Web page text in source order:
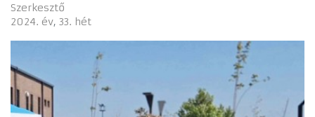
Szerkesztő
2024. év 33. hét